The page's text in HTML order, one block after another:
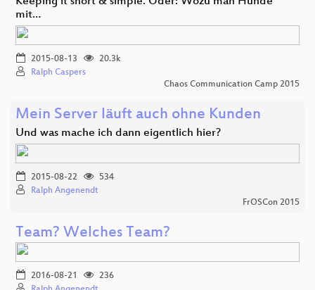
mit…
2015-08-13
20.3k
Ralph Caspers
Chaos Communication Camp 2015
Mein Server läuft auch ohne Kunden
Und was mache ich dann eigentlich hier?
2015-08-22
534
Ralph Angenendt
FrOSCon 2015
Team? Welches Team?
2016-08-21
236